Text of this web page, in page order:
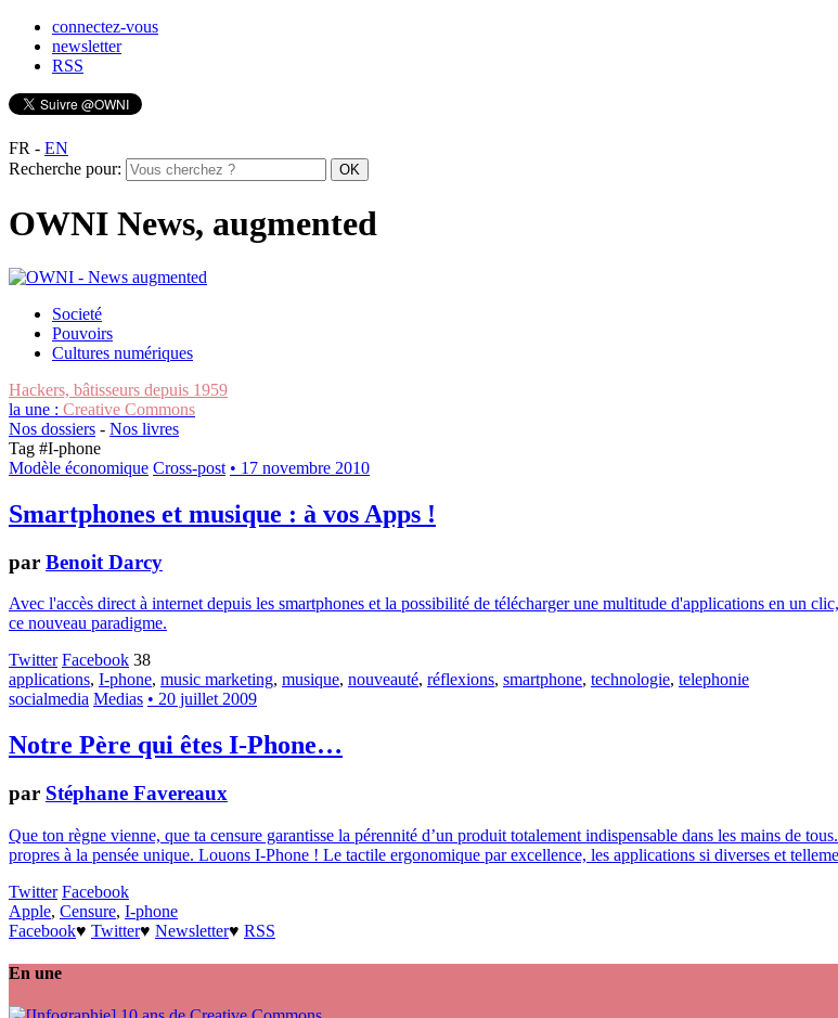
connectez-vous
newsletter
RSS
FR - EN
Recherche pour:
OWNI News, augmented
Societé
Pouvoirs
Cultures numériques
Hackers, bâtisseurs depuis 1959
la une : Creative Commons
Nos dossiers - Nos livres
Tag #I-phone
Modèle économique Cross-post • 17 novembre 2010
Smartphones et musique : à vos Apps !
par Benoit Darcy
Avec l'accès direct à internet depuis les smartphones et la possibilité de télécharger une multitude d'applications en un
ce nouveau paradigme.
Twitter Facebook 38
applications, I-phone, music marketing, musique, nouveauté, réflexions, smartphone, technologie, telephonie
socialmedia Medias • 20 juillet 2009
Notre Père qui êtes I-Phone…
par Stéphane Favereaux
Que ton règne vienne, que ta censure garantisse la pérennité d’un produit totalement indispensable dans les mains de
propres à la pensée unique. Louons I-Phone ! Le tactile ergonomique par excellence, les applications si diverses et
Twitter Facebook
Apple, Censure, I-phone
Facebook♥ Twitter♥ Newsletter♥ RSS
En une